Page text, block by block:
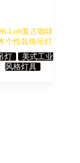
Loft复古咖啡
个性装饰吊灯
灯
美式工业
风格灯具